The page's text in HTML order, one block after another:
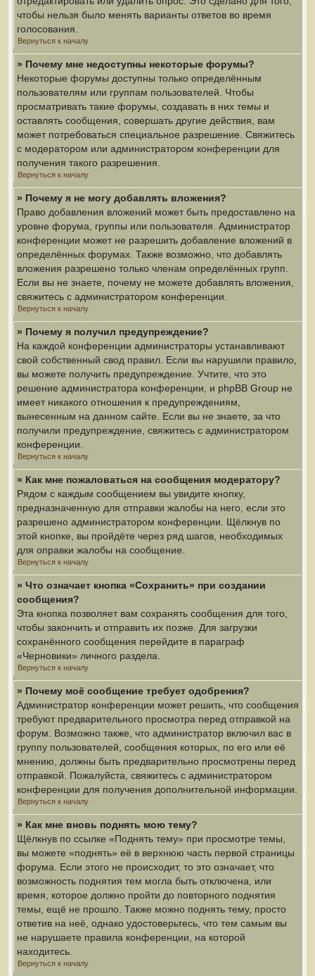
чтобы нельзя было менять варианты ответов во время
голосования.
Вернуться к началу
» Почему мне недоступны некоторые форумы?
Некоторые форумы доступны только определённым
пользователям или группам пользователей. Чтобы
просматривать такие форумы, создавать в них темы и
оставлять сообщения, совершать другие действия, вам
может потребоваться специальное разрешение. Свяжитесь
с модератором или администратором конференции для
получения такого разрешения.
Вернуться к началу
» Почему я не могу добавлять вложения?
Право добавления вложений может быть предоставлено на
уровне форума, группы или пользователя. Администратор
конференции может не разрешить добавление вложений в
определённых форумах. Также возможно, что добавлять
вложения разрешено только членам определённых групп.
Если вы не знаете, почему не можете добавлять вложения,
свяжитесь с администратором конференции.
Вернуться к началу
» Почему я получил предупреждение?
На каждой конференции администраторы устанавливают
свой собственный свод правил. Если вы нарушили правило,
вы можете получить предупреждение. Учтите, что это
решение администратора конференции, и phpBB Group не
имеет никакого отношения к предупреждениям,
вынесенным на данном сайте. Если вы не знаете, за что
получили предупреждение, свяжитесь с администратором
конференции.
Вернуться к началу
» Как мне пожаловаться на сообщения модератору?
Рядом с каждым сообщением вы увидите кнопку,
предназначенную для отправки жалобы на него, если это
разрешено администратором конференции. Щёлкнув по
этой кнопке, вы пройдёте через ряд шагов, необходимых
для оправки жалобы на сообщение.
Вернуться к началу
» Что означает кнопка «Сохранить» при создании
сообщения?
Эта кнопка позволяет вам сохранять сообщения для того,
чтобы закончить и отправить их позже. Для загрузки
сохранённого сообщения перейдите в параграф
«Черновики» личного раздела.
Вернуться к началу
» Почему моё сообщение требует одобрения?
Администратор конференции может решить, что сообщения
требуют предварительного просмотра перед отправкой на
форум. Возможно также, что администратор включил вас в
группу пользователей, сообщения которых, по его или её
мнению, должны быть предварительно просмотрены перед
отправкой. Пожалуйста, свяжитесь с администратором
конференции для получения дополнительной информации.
Вернуться к началу
» Как мне вновь поднять мою тему?
Щёлкнув по ссылке «Поднять тему» при просмотре темы,
вы можете «поднять» её в верхнюю часть первой страницы
форума. Если этого не происходит, то это означает, что
возможность поднятия тем могла быть отключена, или
время, которое должно пройти до повторного поднятия
темы, ещё не прошло. Также можно поднять тему, просто
ответив на неё, однако удостоверьтесь, что тем самым вы
не нарушаете правила конференции, на которой
находитесь.
Вернуться к началу